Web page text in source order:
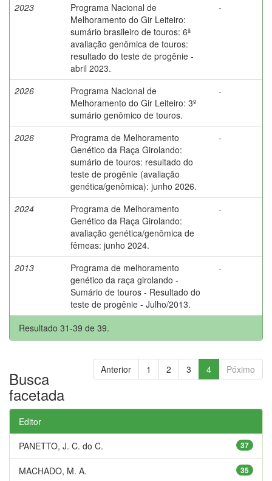
2023
Programa Nacional de
Melhoramento do Gir Leiteiro:
sumário brasileiro de touros: 6ª
avaliação genômica de touros:
resultado do teste de progênie -
abril 2023.
-
2026
Programa Nacional de
Melhoramento do Gir Leiteiro: 3º
sumário genômico de touros.
-
2026
Programa de Melhoramento
Genético da Raça Girolando:
sumário de touros: resultado do
teste de progênie (avaliação
genética/genômica): junho 2026.
-
2024
Programa de Melhoramento
Genético da Raça Girolando:
avaliação genética/genômica de
fêmeas: junho 2024.
-
2013
Programa de melhoramento
genético da raça girolando -
Sumário de touros - Resultado do
teste de progênie - Julho/2013.
-
Resultado 31-39 de 39.
Anterior 1 2 3 4 Póximo
Busca
facetada
Editor
37
PANETTO, J. C. do C.
35
MACHADO, M. A.